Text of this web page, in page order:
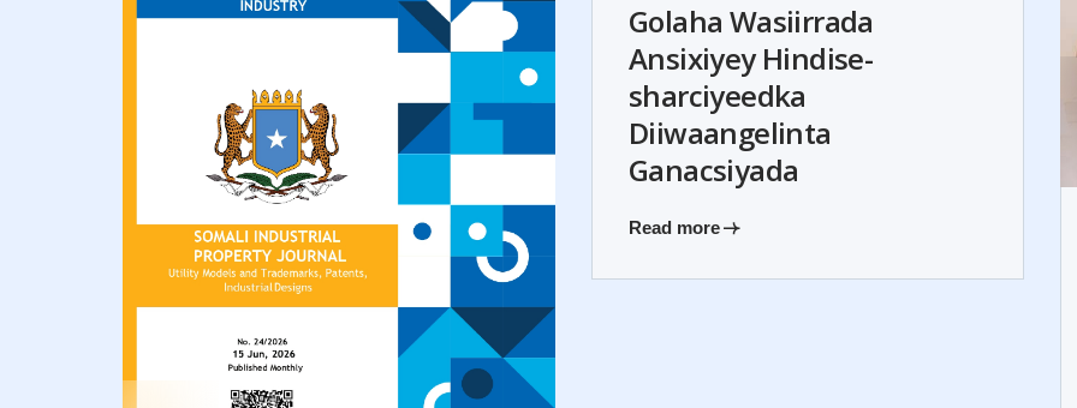
Golaha Wasiirrada
Ansixiyey Hindise-
sharciyeedka
Diiwaangelinta
Ganacsiyada
Read more